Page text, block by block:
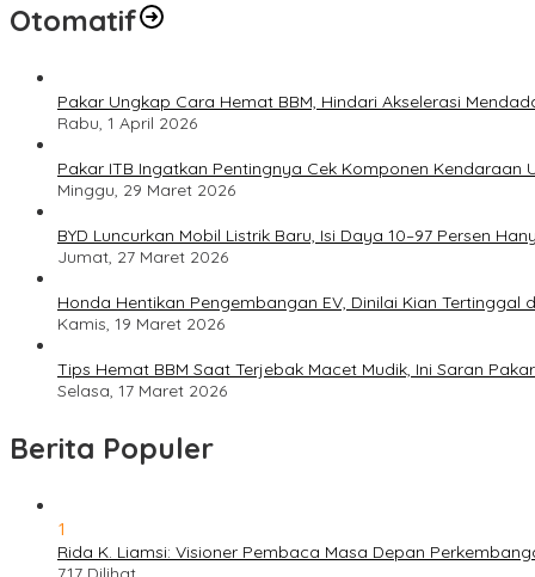
Otomatif
Pakar Ungkap Cara Hemat BBM, Hindari Akselerasi
Rabu, 1 April 2026
Pakar ITB Ingatkan Pentingnya Cek Komponen Kendaraan
Minggu, 29 Maret 2026
BYD Luncurkan Mobil Listrik Baru, Isi Daya 10–97 Persen
Jumat, 27 Maret 2026
Honda Hentikan Pengembangan EV, Dinilai Kian Tertinggal
Kamis, 19 Maret 2026
Tips Hemat BBM Saat Terjebak Macet Mudik, Ini Saran
Selasa, 17 Maret 2026
Berita Populer
1
Rida K. Liamsi: Visioner Pembaca Masa Depan